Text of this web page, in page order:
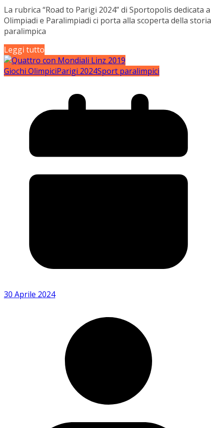
La rubrica “Road to Parigi 2024” di Sportopolis dedicata a
Olimpiadi e Paralimpiadi ci porta alla scoperta della storia
paralimpica
Leggi tutto
Giochi OlimpiciParigi 2024Sport paralimpici
30 Aprile 2024